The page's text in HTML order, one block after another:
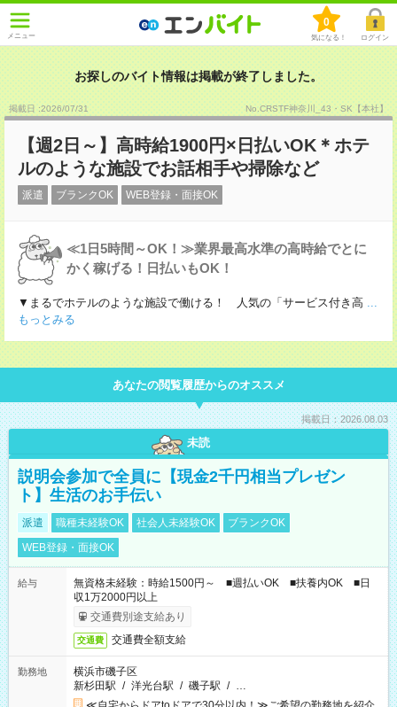
メニュー
0
気になる！ ログイン
お探しのバイト情報は掲載が終了しました。
掲載日 :2026/07/31 No.CRSTF神奈川_43・SK【本社】
【週2日～】高時給1900円×日払いOK＊ホテ
ルのような施設でお話相手や掃除など
派遣 ブランクOK WEB登録・面接OK
≪1日5時間～OK！≫業界最高水準の高時給でとに
かく稼げる！日払いもOK！
▼まるでホテルのような施設で働ける！ 人気の「サービス付き高 ...
もっとみる
あなたの閲覧履歴からのオススメ
掲載日：2026.08.03
未読
説明会参加で全員に【現金2千円相当プレゼン
ト】生活のお手伝い
派遣 職種未経験OK 社会人未経験OK
ブランクOK
WEB登録・面接OK
給与
無資格未経験：時給1500円～ ■週払いOK ■扶養内OK ■日
収1万2000円以上
交通費別途支給あり
交通費 交通費全額支給
勤務地
横浜市磯子区
新杉田駅 / 洋光台駅 / 磯子駅 / …